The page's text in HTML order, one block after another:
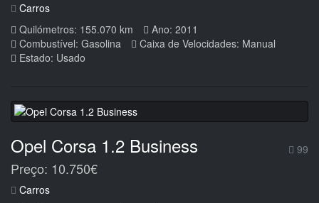
Carros
Quilómetros: 155.070 km
Ano: 2011
Combustível: Gasolina
Caixa de Velocidades: Manual
Estado: Usado
99
Opel Corsa 1.2 Business
Preço: 10.750€
Carros